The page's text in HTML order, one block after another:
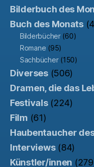
Bilderbuch des
Buch des Monats
Bilderbücher(60)
Romane (95)
Sachbücher(150)
Diverses(506)
Dramen, die das
Festivals(224)
Film (61)
Haubentaucher
Interviews(84)
Künstler/innen